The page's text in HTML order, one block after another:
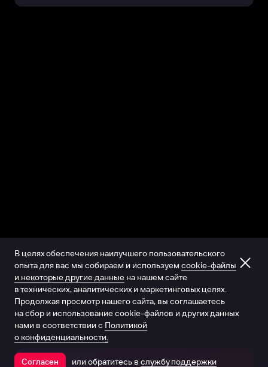
Открыть в приложении
В целях обеспечения наилучшего пользовательского
опыта для вас мы собираем и используем cookie-файлы
и некоторые другие данные на нашем сайте
в технических, аналитических и маркетинговых целях.
Продолжая просмотр нашего сайта, вы соглашаетесь
на сбор и использование cookie-файлов и других данных
нами в соответствии с Политикой
о конфиденциальности.
Согласен или обратитесь в службу поддержки